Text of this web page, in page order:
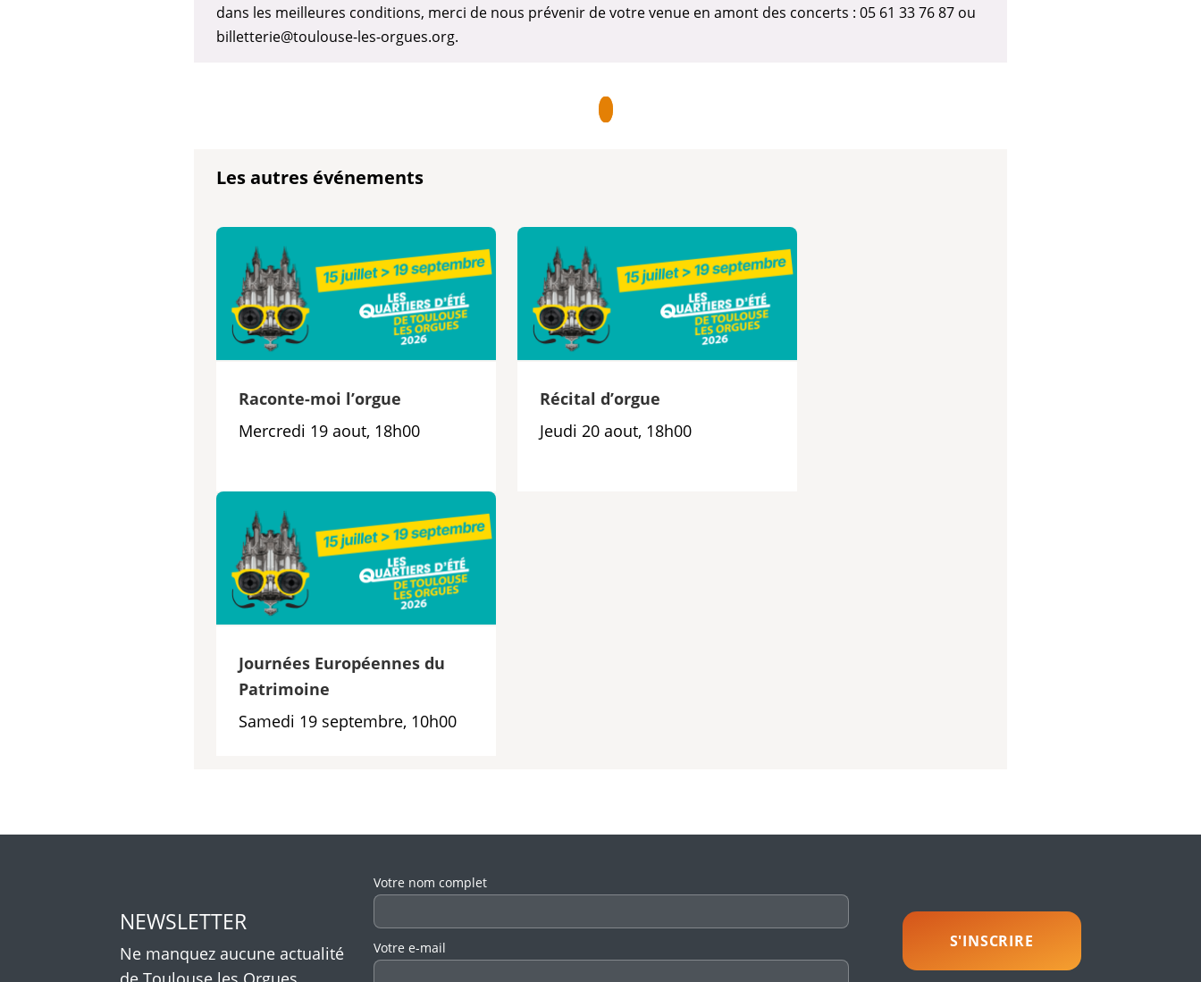
dans les meilleures conditions, merci de nous prévenir de votre venue en amont des concerts : 05 61 33 76 87 ou
billetterie@toulouse-les-orgues.org.
Les autres événements
Raconte-moi l’orgue
Mercredi 19 aout, 18h00
Récital d’orgue
Jeudi 20 aout, 18h00
Journées Européennes du
Patrimoine
Samedi 19 septembre, 10h00
NEWSLETTER
Ne manquez aucune actualité
Veuillez laisser ce champ vide.
Votre nom complet
Votre e-mail